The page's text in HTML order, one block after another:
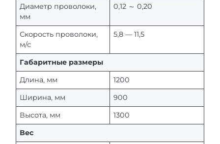
Диаметр проволоки,
мм
0,12 ～ 0,20
Скорость проволоки,
м/с
5,8 — 11,5
Габаритные размеры
Длина, мм
1200
Ширина, мм
900
Высота, мм
1300
Вес